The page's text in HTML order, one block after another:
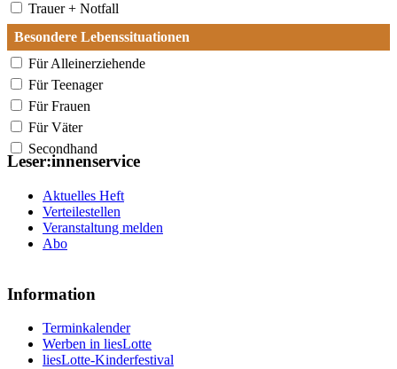
Trauer + Notfall
Besondere Lebenssituationen
Für Alleinerziehende
Für Teenager
Für Frauen
Für Väter
Secondhand
Leser:innenservice
Aktuelles Heft
Verteilestellen
Veranstaltung melden
Abo
Information
Terminkalender
Werben in liesLotte
liesLotte-Kinderfestival